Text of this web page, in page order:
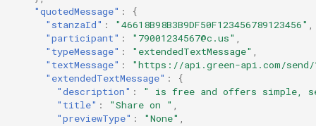
"quotedMessage" :
{
"stanzaId" : "46618B98B3B9DF50F123456789123456" ,
"participant" : "79001234567@c.us" ,
"typeMessage" : "extendedTextMessage" ,
"textMessage" :
"https://api.green-api.com/send/
"extendedTextMessage" :
{
"description" :
" is free and offers simple,
"title" : "Share on " ,
"previewType" : "None" ,